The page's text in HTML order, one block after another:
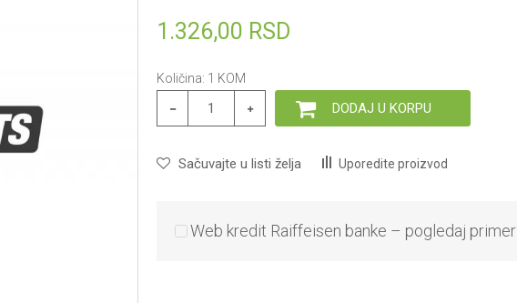
1.326,00 RSD
Količina: 1 KOM
DODAJ U KORPU
Sačuvajte u listi želja Uporedite proizvod
Web kredit Raiffeisen banke – pogledaj primer